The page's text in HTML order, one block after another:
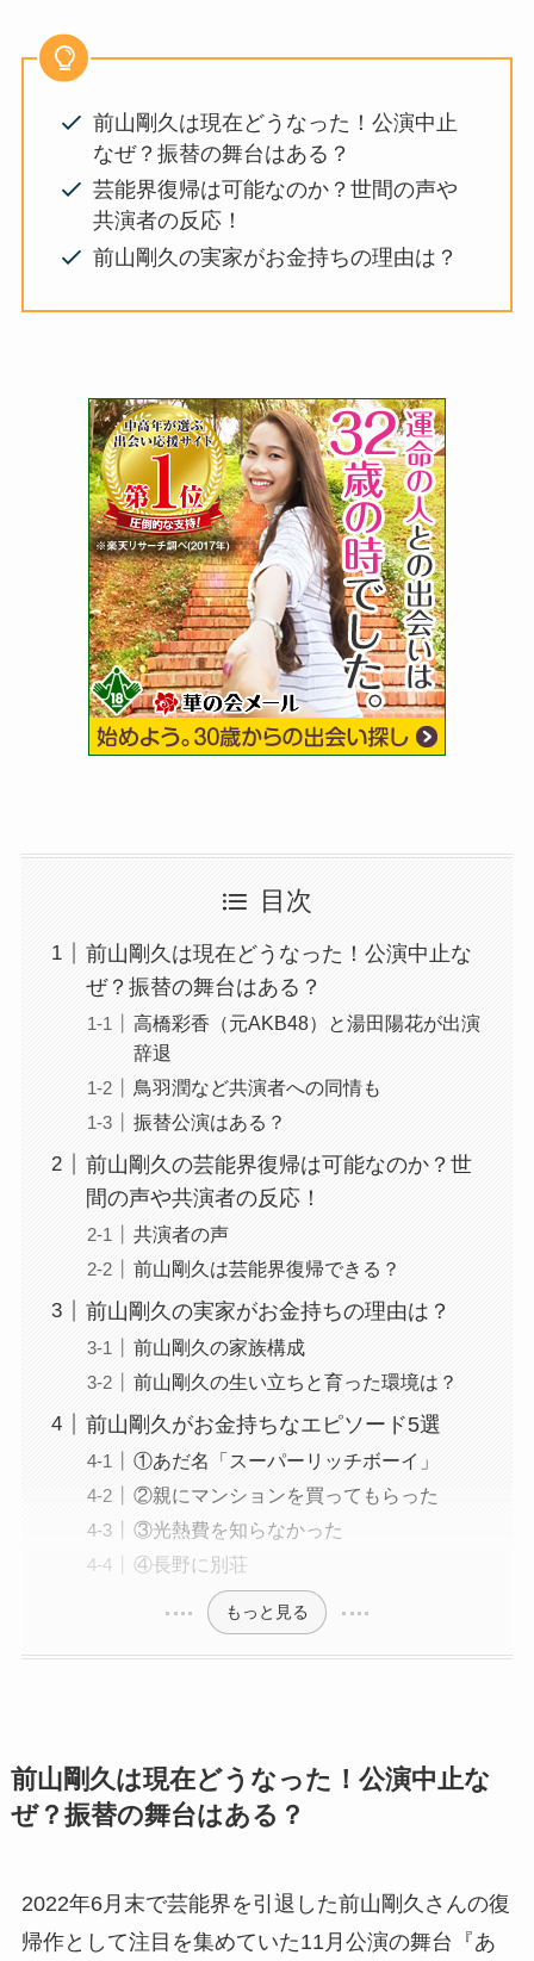
前山剛久は現在どうなった！公演中止
なぜ？振替の舞台はある？
芸能界復帰は可能なのか？世間の声や
共演者の反応！
前山剛久の実家がお金持ちの理由は？
目次
前山剛久は現在どうなった！公演中止な
ぜ？振替の舞台はある？
高橋彩香（元AKB48）と湯田陽花が出演
辞退
鳥羽潤など共演者への同情も
振替公演はある？
前山剛久の芸能界復帰は可能なのか？世
間の声や共演者の反応！
共演者の声
前山剛久は芸能界復帰できる？
前山剛久の実家がお金持ちの理由は？
前山剛久の家族構成
前山剛久の生い立ちと育った環境は？
前山剛久がお金持ちなエピソード5選
①あだ名「スーパーリッチボーイ」
②親にマンションを買ってもらった
③光熱費を知らなかった
④長野に別荘
もっと見る
前山剛久は現在どうなった！公演中止な
ぜ？振替の舞台はある？
2022年6月末で芸能界を引退した前山剛久さんの復
帰作として注目を集めていた11月公演の舞台『あ